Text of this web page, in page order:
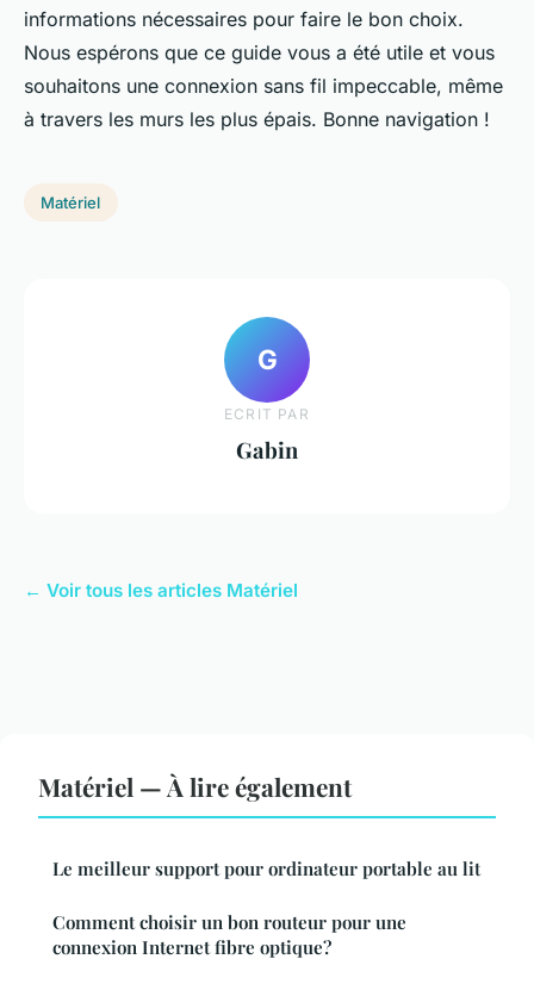
informations nécessaires pour faire le bon choix.
Nous espérons que ce guide vous a été utile et vous
souhaitons une connexion sans fil impeccable, même
à travers les murs les plus épais. Bonne navigation !
Matériel
G
ECRIT PAR
Gabin
← Voir tous les articles Matériel
Matériel — À lire également
Le meilleur support pour ordinateur portable au lit
Comment choisir un bon routeur pour une
connexion Internet fibre optique?